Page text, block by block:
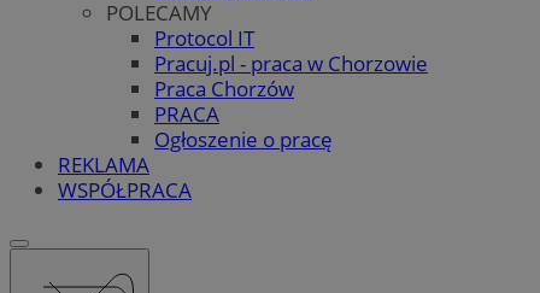
POLECAMY
Protocol IT
Pracuj.pl - praca w Chorzowie
Praca Chorzów
PRACA
Ogłoszenie o pracę
REKLAMA
WSPÓŁPRACA